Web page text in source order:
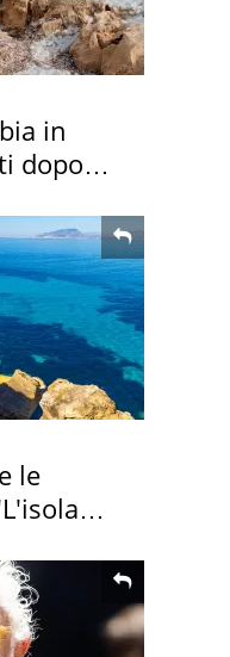
in
dopo
le